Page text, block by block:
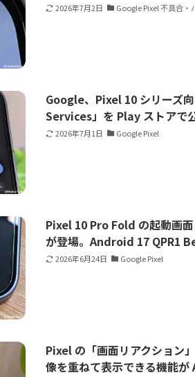
2026年7月2日 Google Pixel 不具合・
Google、Pixel 10 シリーズ
Services」を Play ストアで
2026年7月1日 Google Pixel
Pixel 10 Pro Fold の起動画
が登場。Android 17 QPR1
2026年6月24日 Google Pixel
Pixel の「画面リアクション
像を重ねて表示できる機能